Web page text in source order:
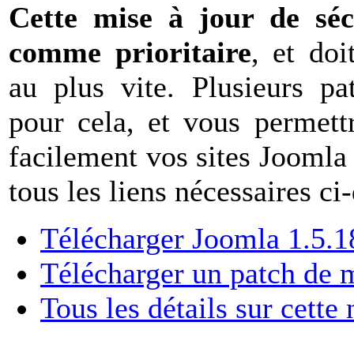
Cette mise à jour de
comme prioritaire, et
au plus vite. Plusieurs
pour cela, et vous
facilement vos sites
tous les liens nécessaires
Télécharger Joomla
Télécharger un patch de
Tous les détails sur cette